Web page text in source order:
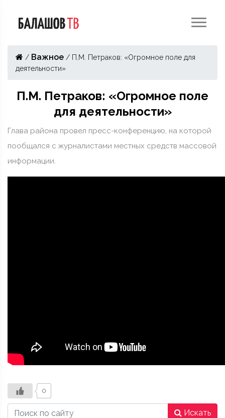
/ Важное / П.М. Петраков: «Огромное поле для
деятельности»
П.М. Петраков: «Огромное поле
для деятельности»
Глава района провел пресс-конференцию, на которой
пообщался с журналистами местных средств массовой
информации.
0
Искать